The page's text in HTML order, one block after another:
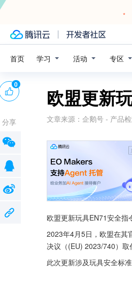
首页 学习 活动 专区
欧盟更新
文章来源： 企鹅号 - 产品
欧盟更新玩具EN71安全指
2023年4月5日，欧盟在其
决议（(EU) 2023/740）取
此次更新涉及玩具安全标
0
分享